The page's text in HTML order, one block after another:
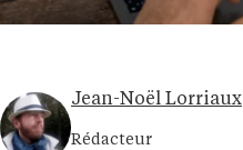
Jean-Noël Lorriaux
Rédacteur